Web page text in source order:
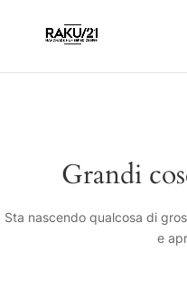
Grandi
Sta nascendo qualcosa di
e